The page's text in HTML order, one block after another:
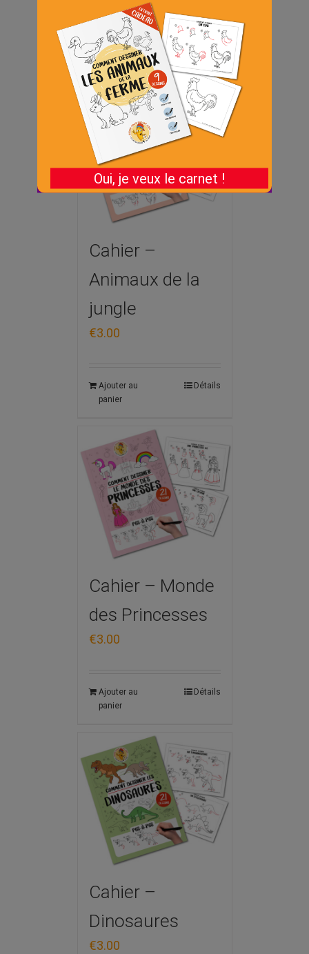
Ajouter au
panier
Détails
Cahier –
Animaux de la
jungle
€3.00
Ajouter au
panier
Détails
Cahier – Monde
des Princesses
€3.00
Ajouter au
panier
Détails
Cahier –
Dinosaures
€3.00